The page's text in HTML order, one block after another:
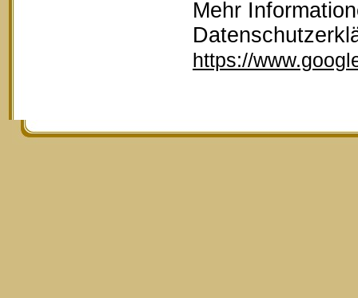
Mehr
https://